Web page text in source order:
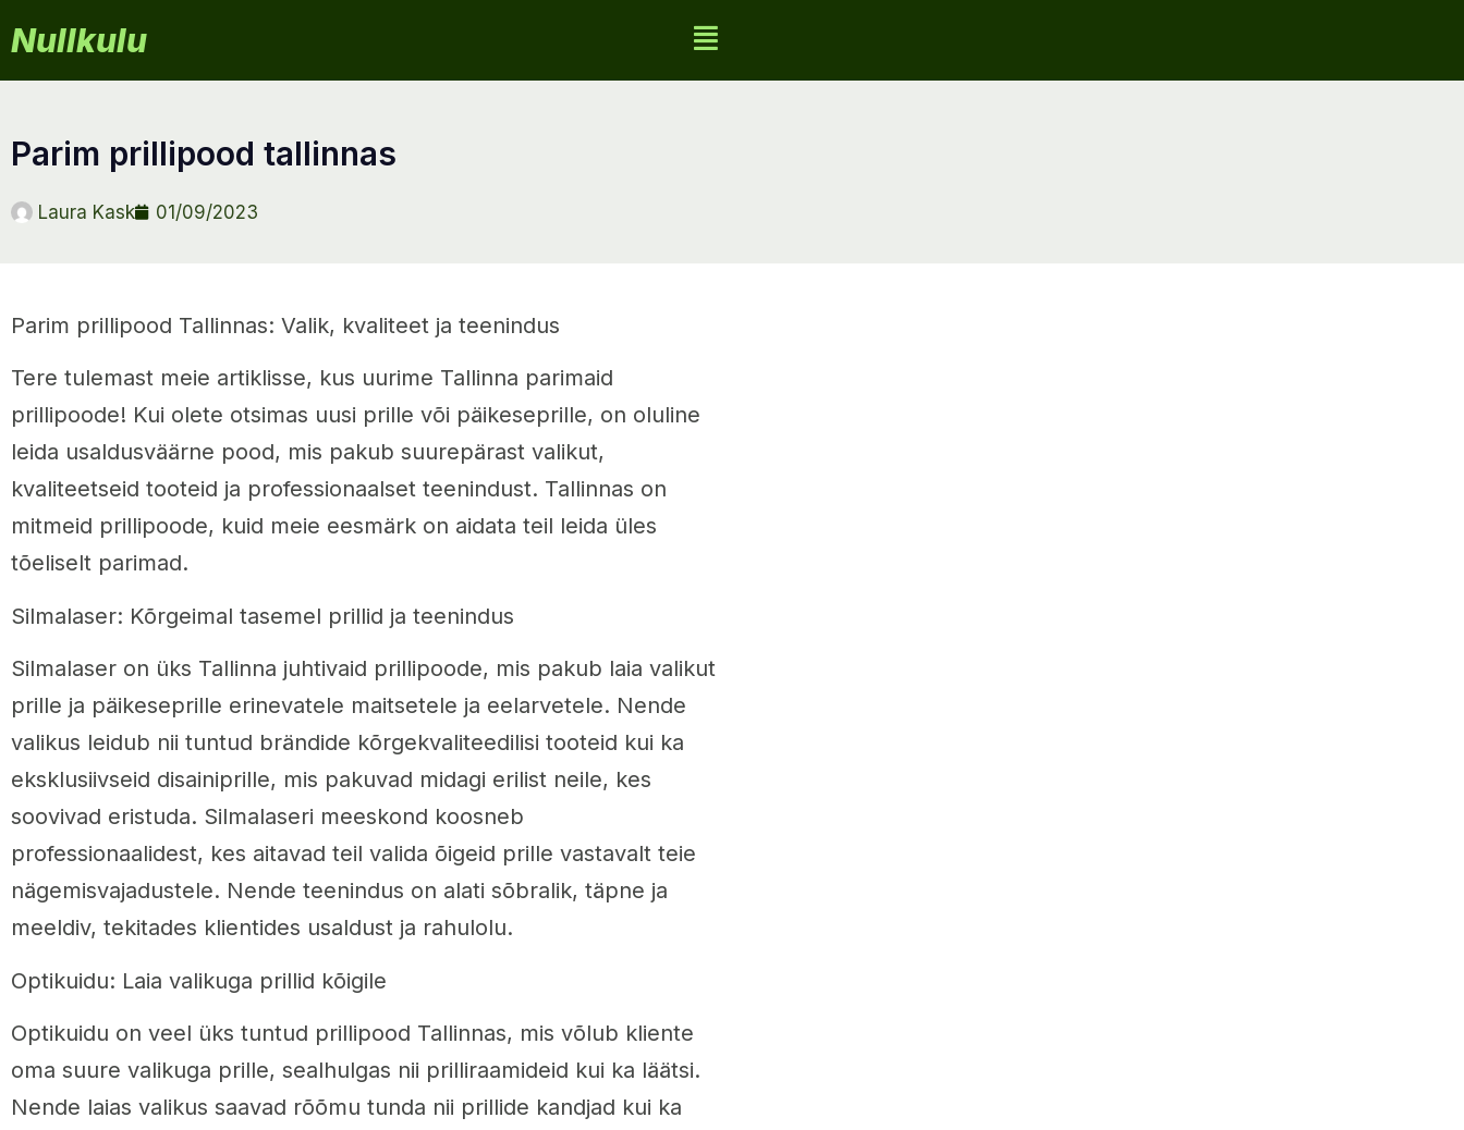
Nullkulu
parim prillipood tallinnas
Laura Kask 01/09/2023
Parim prillipood Tallinnas: Valik, kvaliteet ja teenindus
Tere tulemast meie artiklisse, kus uurime Tallinna parimaid
prillipoode! Kui olete otsimas uusi prille või päikeseprille, on oluline
leida usaldusväärne pood, mis pakub suurepärast valikut,
kvaliteetseid tooteid ja professionaalset teenindust. Tallinnas on
mitmeid prillipoode, kuid meie eesmärk on aidata teil leida üles
tõeliselt parimad.
Silmalaser: Kõrgeimal tasemel prillid ja teenindus
Silmalaser on üks Tallinna juhtivaid prillipoode, mis pakub laia valikut
prille ja päikeseprille erinevatele maitsetele ja eelarvetele. Nende
valikus leidub nii tuntud brändide kõrgekvaliteedilisi tooteid kui ka
eksklusiivseid disainiprille, mis pakuvad midagi erilist neile, kes
soovivad eristuda. Silmalaseri meeskond koosneb
professionaalidest, kes aitavad teil valida õigeid prille vastavalt teie
nägemisvajadustele. Nende teenindus on alati sõbralik, täpne ja
meeldiv, tekitades klientides usaldust ja rahulolu.
Optikuidu: Laia valikuga prillid kõigile
Optikuidu on veel üks tuntud prillipood Tallinnas, mis võlub kliente
oma suure valikuga prille, sealhulgas nii prilliraamideid kui ka läätsi.
Nende laias valikus saavad rõõmu tunda nii prillide kandjad kui ka